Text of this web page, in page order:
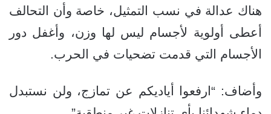
هناك عدالة في نسب التمثيل، خاصة وأن التحالف
أعطى أولوية لأجسام ليس لها وزن، وأغفل دور
الأجسام التي قدمت تضحيات في الحرب.
وأضاف: “ارفعوا أياديكم عن تمازج، ولن نستبدل